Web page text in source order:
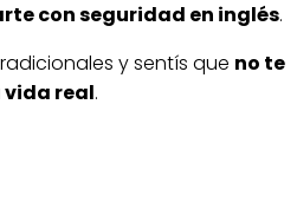
con seguridad en inglés.
y sentís que no te
real.